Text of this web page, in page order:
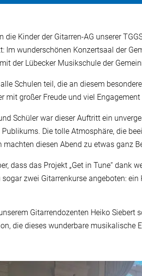
die Kinder der Gitarren-AG unserer
Im wunderschönen Konzertsaal der
der Lübecker Musikschule der
Schulen teil, die an diesem
mit großer Freude und viel
Schüler war dieser Auftritt ein
Die tolle Atmosphäre, die
diesen Abend zu etwas ganz
dass das Projekt „Get in Tune“
zwei Gitarrenkurse angeboten:
Gitarrendozenten Heiko
die dieses wunderbare musikalische